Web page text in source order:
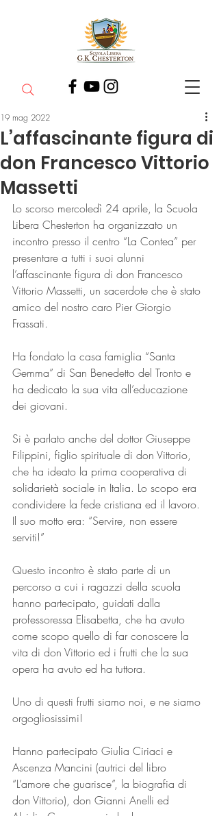
L’affascinante figura di
don Francesco Vittorio
Massetti
19 mag 2022
Lo scorso mercoledì 24 aprile, la Scuola
Libera Chesterton ha organizzato un
incontro presso il centro “La Contea” per
presentare a tutti i suoi alunni
l’affascinante figura di don Francesco
Vittorio Massetti, un sacerdote che è stato
amico del nostro caro Pier Giorgio
Frassati.
Ha fondato la casa famiglia “Santa
Gemma” di San Benedetto del Tronto e
ha dedicato la sua vita all’educazione
dei giovani.
Si è parlato anche del dottor Giuseppe
Filippini, figlio spirituale di don Vittorio,
che ha ideato la prima cooperativa di
solidarietà sociale in Italia. Lo scopo era
condividere la fede cristiana ed il lavoro.
Il suo motto era: “Servire, non essere
serviti!”
Questo incontro è stato parte di un
percorso a cui i ragazzi della scuola
hanno partecipato, guidati dalla
professoressa Elisabetta, che ha avuto
come scopo quello di far conoscere la
vita di don Vittorio ed i frutti che la sua
opera ha avuto ed ha tuttora.
Uno di questi frutti siamo noi, e ne siamo
orgogliosissimi!
Hanno partecipato Giulia Ciriaci e
Ascenza Mancini (autrici del libro
“L’amore che guarisce”, la biografia di
don Vittorio), don Gianni Anelli ed